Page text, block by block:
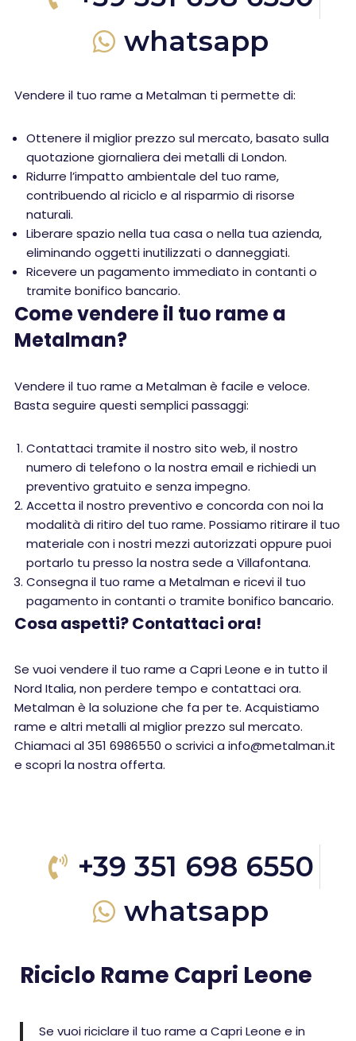
whatsapp
Vendere il tuo rame a Metalman ti permette di:
Ottenere il miglior prezzo sul mercato, basato sulla
quotazione giornaliera dei metalli di London.
Ridurre l’impatto ambientale del tuo rame,
contribuendo al riciclo e al risparmio di risorse
naturali.
Liberare spazio nella tua casa o nella tua azienda,
eliminando oggetti inutilizzati o danneggiati.
Ricevere un pagamento immediato in contanti o
tramite bonifico bancario.
Come vendere il tuo rame a
Metalman?
Vendere il tuo rame a Metalman è facile e veloce.
Basta seguire questi semplici passaggi:
Contattaci tramite il nostro sito web, il nostro
numero di telefono o la nostra email e richiedi un
preventivo gratuito e senza impegno.
Accetta il nostro preventivo e concorda con noi la
modalità di ritiro del tuo rame. Possiamo ritirare il tuo
materiale con i nostri mezzi autorizzati oppure puoi
portarlo tu presso la nostra sede a Villafontana.
Consegna il tuo rame a Metalman e ricevi il tuo
pagamento in contanti o tramite bonifico bancario.
Cosa aspetti? Contattaci ora!
Se vuoi vendere il tuo rame a Capri Leone e in tutto il
Nord Italia, non perdere tempo e contattaci ora.
Metalman è la soluzione che fa per te. Acquistiamo
rame e altri metalli al miglior prezzo sul mercato.
Chiamaci al 351 6986550 o scrivici a info@metalman.it
e scopri la nostra offerta.
+39 351 698 6550
whatsapp
Riciclo Rame Capri Leone
Se vuoi riciclare il tuo rame a Capri Leone e in